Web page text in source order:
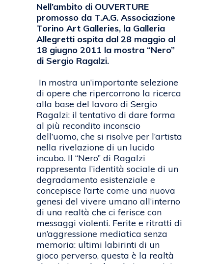
Nell’ambito di OUVERTURE
promosso da T.A.G. Associazione
Torino Art Galleries, la Galleria
Allegretti ospita dal 28 maggio al
18 giugno 2011 la mostra “Nero”
di Sergio Ragalzi.
In mostra un’importante selezione
di opere che ripercorrono la ricerca
alla base del lavoro di Sergio
Ragalzi: il tentativo di dare forma
al più recondito inconscio
dell’uomo, che si risolve per l’artista
nella rivelazione di un lucido
incubo. Il “Nero” di Ragalzi
rappresenta l’identità sociale di un
degradamento esistenziale e
concepisce l’arte come una nuova
genesi del vivere umano all’interno
di una realtà che ci ferisce con
messaggi violenti. Ferite e ritratti di
un’aggressione mediatica senza
memoria: ultimi labirinti di un
gioco perverso, questa è la realtà